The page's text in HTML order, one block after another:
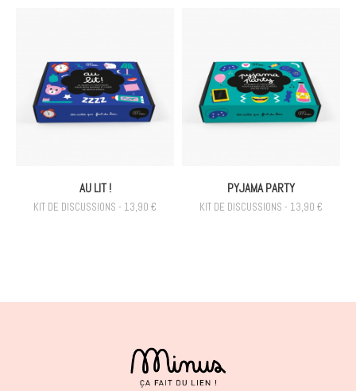
AU LIT !
KIT DE DISCUSSIONS - 13,90 €
PYJAMA PARTY
KIT DE DISCUSSIONS - 13,90 €